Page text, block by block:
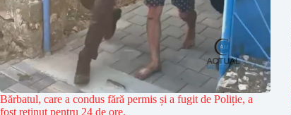
Bărbatul, care a condus fără permis și a fugit de Poliție, a
fost reținut pentru 24 de ore.